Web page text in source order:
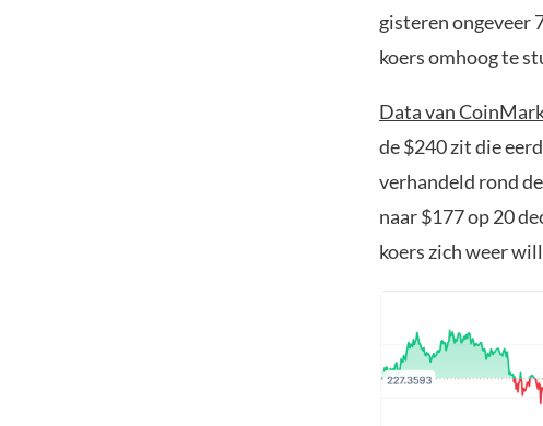
gisteren ongeveer
koers omhoog te
Data van
de $240 zit die
verhandeld rond
naar $177 op 20
koers zich weer